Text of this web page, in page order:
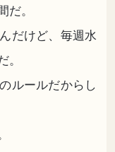
だ。
だけど、毎週水
。
ルールだからし